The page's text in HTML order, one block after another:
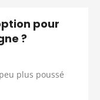
pour
?
plus poussé